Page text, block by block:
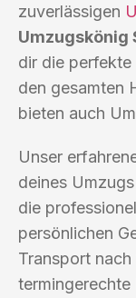
zuverlässigen
Umzugskönig
dir die
den gesamten
bieten auch
Unser
deines
die
persönlichen
Transport